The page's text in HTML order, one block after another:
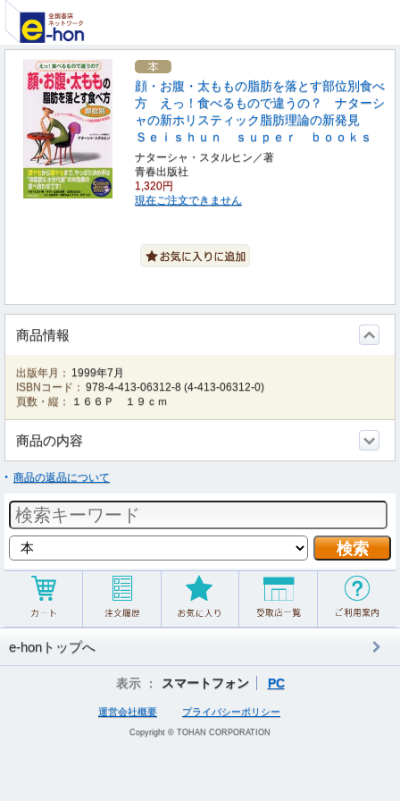
顔・お腹・太ももの脂肪を落とす部位別食べ
方 えっ！食べるもので違うの？ ナターシ
ャの新ホリスティック脂肪理論の新発見
Ｓｅｉｓｈｕｎ ｓｕｐｅｒ ｂｏｏｋｓ
ナターシャ・スタルヒン／著
青春出版社
1,320円
現在ご注文できません
商品情報
出版年月： 1999年7月
ISBNコード： 978-4-413-06312-8 (4-413-06312-0)
頁数・縦：
１６６Ｐ １９ｃｍ
商品の内容
商品の返品について
e-honトップへ
表示 ： スマートフォン PC
運営会社概要 プライバシーポリシー
Copyright © TOHAN CORPORATION